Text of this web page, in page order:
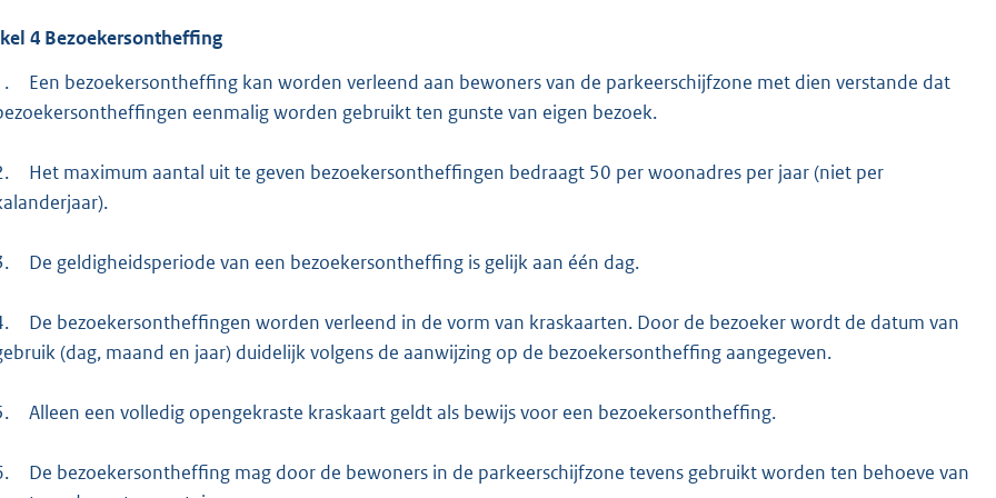
4 Bezoekersontheffing
Een bezoekersontheffing kan worden verleend aan bewoners van de parkeerschijfzone met dien verstande dat
eenmalig worden gebruikt ten gunste van eigen bezoek.
Het maximum aantal uit te geven bezoekersontheffingen bedraagt 50 per woonadres per jaar (niet per
De geldigheidsperiode van een bezoekersontheffing is gelijk aan één dag.
De bezoekersontheffingen worden verleend in de vorm van kraskaarten. Door de bezoeker wordt de datum van
(dag, maand en jaar) duidelijk volgens de aanwijzing op de bezoekersontheffing aangegeven.
Alleen een volledig opengekraste kraskaart geldt als bewijs voor een bezoekersontheffing.
De bezoekersontheffing mag door de bewoners in de parkeerschijfzone tevens gebruikt worden ten behoeve van